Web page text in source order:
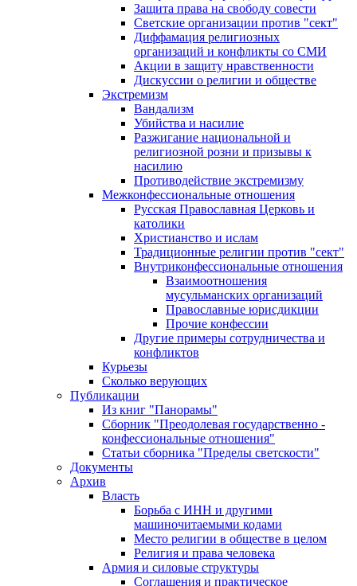
Защита права на свободу совести
Светские организации против "сект"
Диффамация религиозных
организаций и конфликты со СМИ
Акции в защиту нравственности
Дискуссии о религии и обществе
Экстремизм
Вандализм
Убийства и насилие
Разжигание национальной и
религиозной розни и призывы к
насилию
Противодействие экстремизму
Межконфессиональные отношения
Русская Православная Церковь и
католики
Христианство и ислам
Традиционные религии против "сект"
Внутриконфессиональные отношения
Взаимоотношения
мусульманских организаций
Православные юрисдикции
Прочие конфессии
Другие примеры сотрудничества и
конфликтов
Курьезы
Сколько верующих
Публикации
Из книг "Панорамы"
Сборник "Преодолевая государственно -
конфессиональные отношения"
Статьи сборника "Пределы светскости"
Документы
Архив
Власть
Борьба с ИНН и другими
машиночитаемыми кодами
Место религии в обществе в целом
Религия и права человека
Армия и силовые структуры
Соглашения и практическое